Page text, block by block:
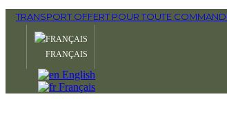
TRANSPORT OFFERT POUR TOUTE
FRANÇAIS
English
Français